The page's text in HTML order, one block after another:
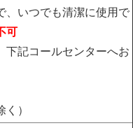
、いつでも清潔に使用で
可
記コールセンターへお
）